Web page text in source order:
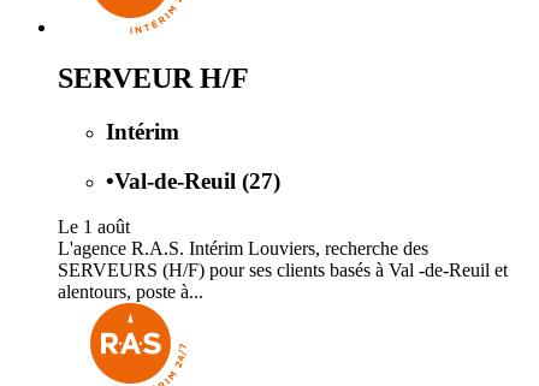
SERVEUR H/F
Intérim
•Val-de-Reuil (27)
Le 1 août
L'agence R.A.S. Intérim Louviers, recherche des
SERVEURS (H/F) pour ses clients basés à Val -de-Reuil et
alentours, poste à...